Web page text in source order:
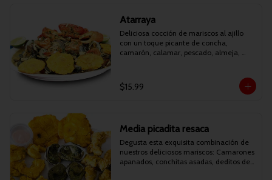
Atarraya
Deliciosa cocción de mariscos al ajillo
con un toque picante de concha,
camarón, calamar, pescado, almeja,
ENTRE CANGREJO O LANGOSTINO).
$15.99
Media picadita resaca
Degusta esta exquisita combinación de
nuestros deliciosos mariscos: Camarones
apanados, conchitas asadas, deditos de